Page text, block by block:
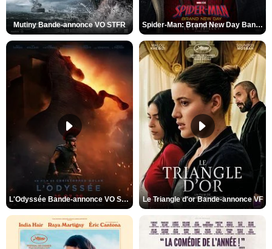
Mutiny Bande-annonce VO STFR Spider-Man: Brand New Day Bande-annonce VO STFR
L'Odyssée Bande-annonce VO STFR Le Triangle d'or Bande-annonce VF